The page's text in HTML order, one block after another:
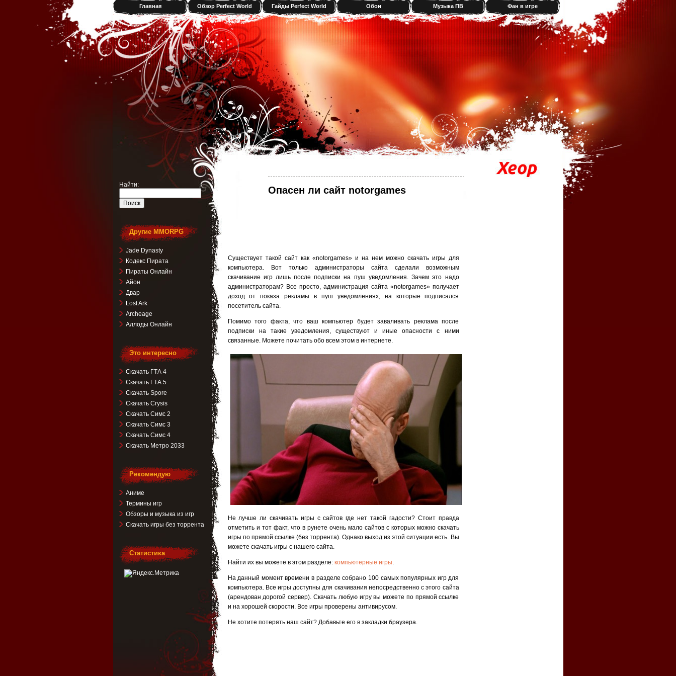
Главная Обзор Perfect World Гайды Perfect World Обои Музыка ПВ Фан в игре
Опасен ли сайт notorgames
Существует такой сайт как «notorgames» и на нем можно скачать игры для
компьютера. Вот только администраторы сайта сделали возможным
скачивание игр лишь после подписки на пуш уведомления. Зачем это надо
администраторам? Все просто, администрация сайта «notorgames» получает
доход от показа рекламы в пуш уведомлениях, на которые подписался
посетитель сайта.
Помимо того факта, что ваш компьютер будет заваливать реклама после
подписки на такие уведомления, существуют и иные опасности с ними
связанные. Можете почитать обо всем этом в интернете.
Не лучше ли скачивать игры с сайтов где нет такой гадости? Стоит правда
отметить и тот факт, что в рунете очень мало сайтов с которых можно скачать
игры по прямой ссылке (без торрента). Однако выход из этой ситуации есть. Вы
можете скачать игры с нашего сайта.
Найти их вы можете в этом разделе: компьютерные игры
На данный момент времени в разделе собрано 100 самых популярных игр для
компьютера. Все игры доступны для скачивания непосредственно с этого сайта
(арендован дорогой сервер). Скачать любую игру вы можете по прямой ссылке
и на хорошей скорости. Все игры проверены антивирусом.
Не хотите потерять наш сайт? Добавьте его в закладки браузера.
Найти:
Другие MMORPG
Jade Dynasty
Кодекс Пирата
Пираты Онлайн
Айон
Двар
Lost Ark
Archeage
Аллоды Онлайн
Это интересно
Скачать ГТА 4
Скачать ГТА 5
Скачать Spore
Скачать Crysis
Скачать Симс 2
Скачать Симс 3
Скачать Симс 4
Скачать Метро 2033
Рекомендую
Аниме
Термины игр
Обзоры и музыка из игр
Скачать игры без торрента
Статистика